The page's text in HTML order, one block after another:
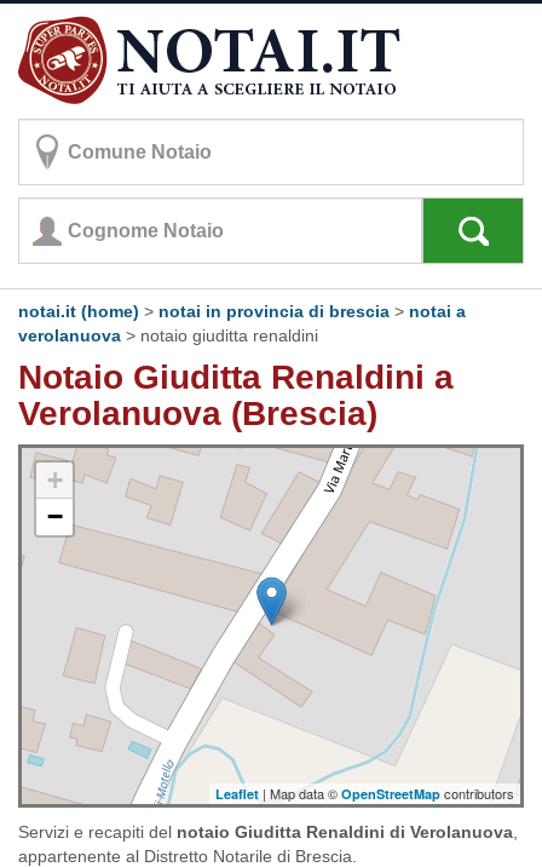
notai.it (home) > notai in provincia di brescia > notai a
verolanuova > notaio giuditta renaldini
Notaio Giuditta Renaldini a
Verolanuova (Brescia)
+
−
Leaflet | Map data © OpenStreetMap contributors
Servizi e recapiti del notaio Giuditta Renaldini di Verolanuova
appartenente al Distretto Notarile di Brescia.